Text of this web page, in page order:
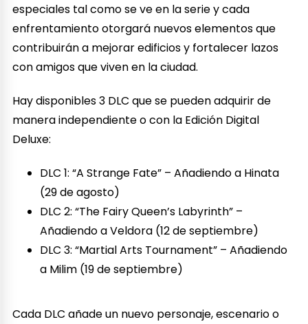
especiales tal como se ve en la serie y cada
enfrentamiento otorgará nuevos elementos que
contribuirán a mejorar edificios y fortalecer lazos
con amigos que viven en la ciudad.
Hay disponibles 3 DLC que se pueden adquirir de
manera independiente o con la Edición Digital
Deluxe:
DLC 1: “A Strange Fate” – Añadiendo a Hinata
(29 de agosto)
DLC 2: “The Fairy Queen’s Labyrinth” –
Añadiendo a Veldora (12 de septiembre)
DLC 3: “Martial Arts Tournament” – Añadiendo
a Milim (19 de septiembre)
Cada DLC añade un nuevo personaje, escenario o